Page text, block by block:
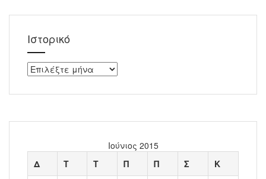
Ιστορικό
Ιστορικό
Ιούνιος 2015
Δ
Τ Τ Π Π Σ Κ